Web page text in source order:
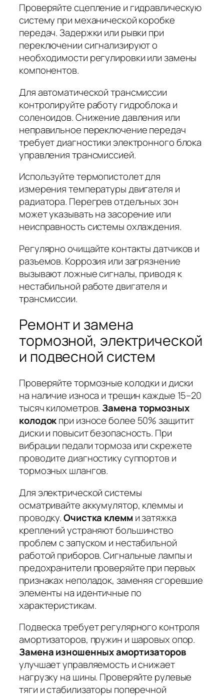
Проверяйте сцепление и гидравлическую
систему при механической коробке
передач. Задержки или рывки при
переключении сигнализируют о
необходимости регулировки или замены
компонентов.
Для автоматической трансмиссии
контролируйте работу гидроблока и
соленоидов. Снижение давления или
неправильное переключение передач
требует диагностики электронного блока
управления трансмиссией.
Используйте термопистолет для
измерения температуры двигателя и
радиатора. Перегрев отдельных зон
может указывать на засорение или
неисправность системы охлаждения.
Регулярно очищайте контакты датчиков и
разъемов. Коррозия или загрязнение
вызывают ложные сигналы, приводя к
нестабильной работе двигателя и
трансмиссии.
Ремонт и замена
тормозной, электрической
и подвесной систем
Проверяйте тормозные колодки и диски
на наличие износа и трещин каждые 15–20
тысяч километров. Замена тормозных
колодокпри износе более 50% защитит
диски и повысит безопасность. При
вибрации педали тормоза или скрежете
проводите диагностику суппортов и
тормозных шлангов.
Для электрической системы
осматривайте аккумулятор, клеммы и
проводку.Очистка клеммизатяжка
крепленийустраняют большинство
проблем с запуском и нестабильной
работой приборов. Сигнальные лампы и
предохранители проверяйте при первых
признаках неполадок, заменяя сгоревшие
элементы на идентичные по
характеристикам.
Подвеска требует регулярного контроля
амортизаторов, пружин и шаровых опор.
Замена изношенных амортизаторов
улучшает управляемость и снижает
нагрузку на шины. Проверяйте рулевые
тяги и стабилизаторы поперечной